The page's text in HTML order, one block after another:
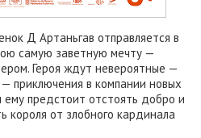
Д Артаньгав отправляется в
самую заветную мечту —
Героя ждут невероятные —
приключения в компании новых
предстоит отстоять добро и
короля от злобного кардинала